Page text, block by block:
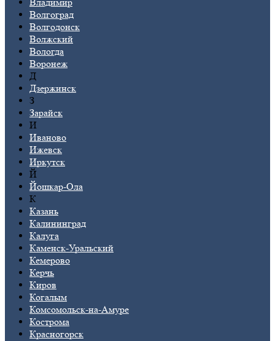
Владимир
Волгоград
Волгодонск
Волжский
Вологда
Воронеж
Д
Дзержинск
З
Зарайск
И
Иваново
Ижевск
Иркутск
Й
Йошкар-Ола
К
Казань
Калининград
Калуга
Каменск-Уральский
Кемерово
Керчь
Киров
Когалым
Комсомольск-на-Амуре
Кострома
Красногорск